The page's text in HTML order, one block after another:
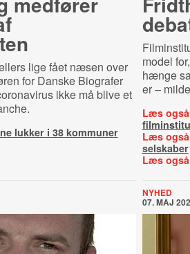
lige fået næsen over
for Danske Biografer
ikke må blive et
lukker i 38 kommuner
model
hænge
er –
Læs
Læs
selskaber
Læs
NYHED
07. MAJ